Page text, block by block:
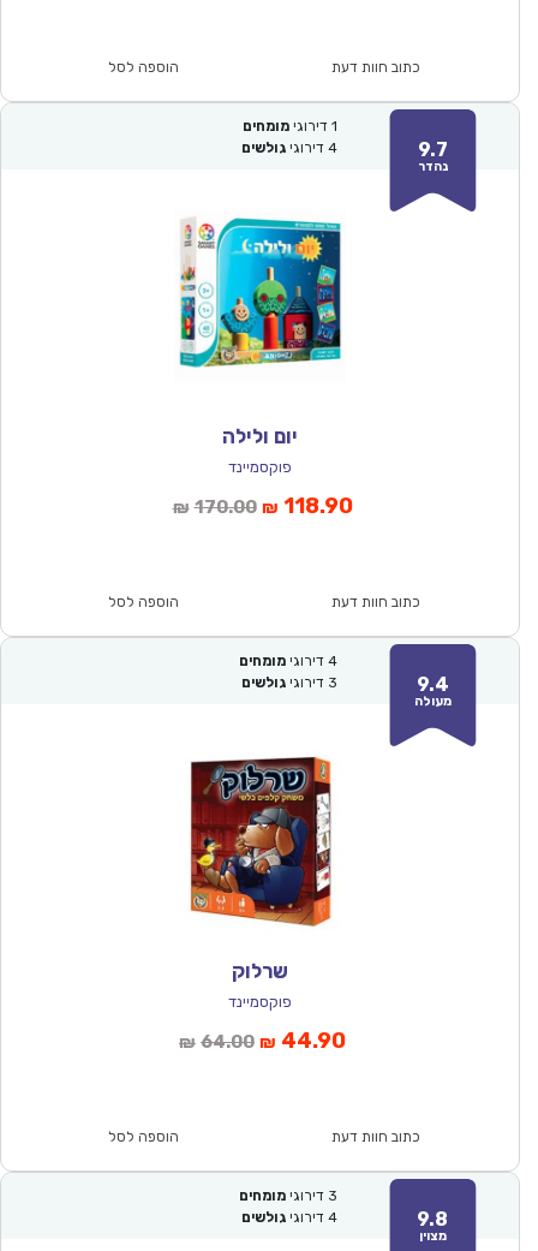
₪124.00.
כתוב חוות דעת הוספה לסל
9.7
נהדר
1 דירוגי מומחים
4 דירוגי גולשים
יום ולילה
פוקסמיינד
₪ 170.00המחיר
₪170.00.
₪ 118.90המחיר
כתוב חוות דעת הוספה לסל
9.4
מעולה
4 דירוגי מומחים
3 דירוגי גולשים
שרלוק
פוקסמיינד
₪ 64.00המחיר
₪64.00.
₪ 44.90המחיר
כתוב חוות דעת הוספה לסל
9.8
מצוין
3 דירוגי מומחים
4 דירוגי גולשים